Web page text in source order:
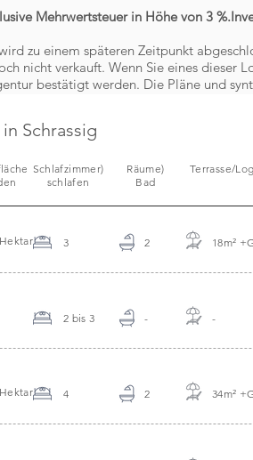
Mehrwertsteuer in Höhe von 3 %.
zu einem späteren Zeitpunkt
nicht verkauft. Wenn Sie eines dieser
bestätigt werden. Die Pläne und
Schrassig
Schlafzimmer)
schlafen
Räume)
Bad
Terrasse/
3 2 18m²
2 bis 3 - -
4 2 34m²